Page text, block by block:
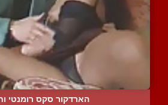
הארדקור סקס רומנטי